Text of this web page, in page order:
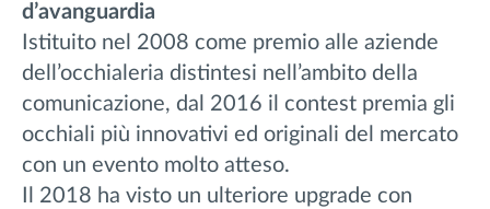
d’avanguardia
Istituito nel 2008 come premio alle aziende
dell’occhialeria distintesi nell’ambito della
comunicazione, dal 2016 il contest premia gli
occhiali più innovativi ed originali del mercato
con un evento molto atteso.
Il 2018 ha visto un ulteriore upgrade con